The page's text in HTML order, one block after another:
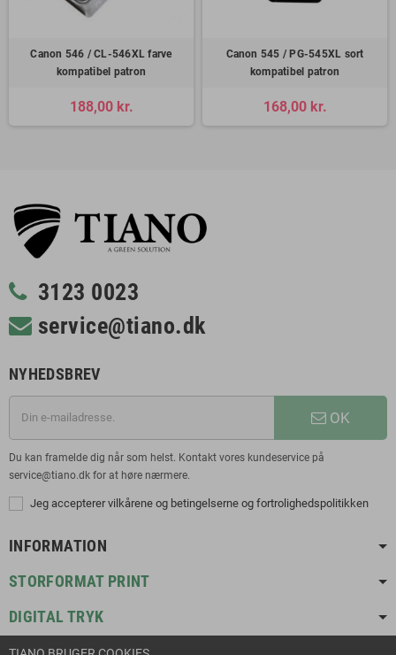
Canon 546 / CL-546XL farve
kompatibel patron
188,00 kr.
Canon 545 / PG-545XL sort
kompatibel patron
168,00 kr.
3123 0023
service@tiano.dk
NYHEDSBREV
OK
Du kan framelde dig når som helst. Kontakt vores kundeservice på
service@tiano.dk for at høre nærmere.
Jeg accepterer vilkårene og betingelserne og fortrolighedspolitikken
INFORMATION
STORFORMAT PRINT
DIGITAL TRYK